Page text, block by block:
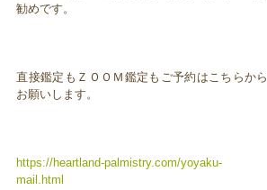
勧めです。
直接鑑定もＺＯＯＭ鑑定もご予約はこちらから
お願いします。
https://heartland-palmistry.com/yoyaku-
mail.html